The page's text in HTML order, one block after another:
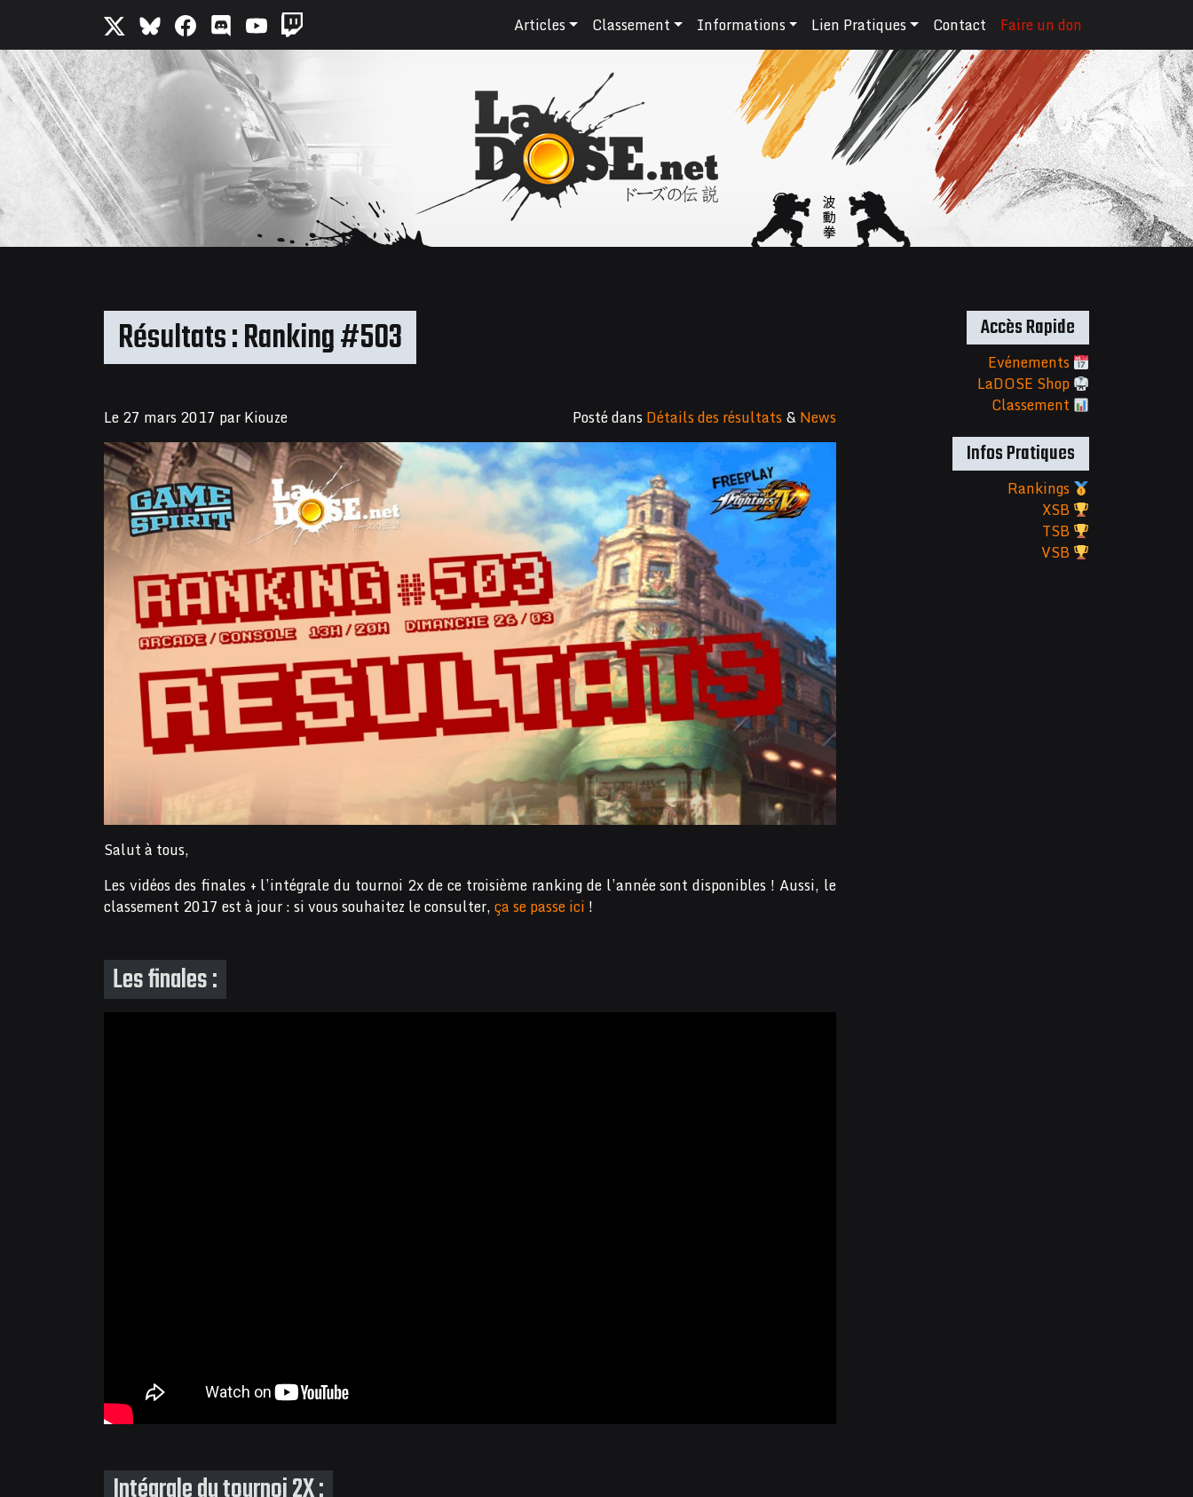
Articles Classement Informations Lien Pratiques Contact Faire un don
Résultats : Ranking #503
Le27 mars 2017 parKiouze Posté dansDétails des résultats& News
Salut à tous,
Les vidéos des finales + l’intégrale du tournoi 2x de ce troisième ranking de l’année sont disponibles ! Aussi, le
classement 2017 est à jour : si vous souhaitez le consulter,ça se passe ici !
Les finales :
Accès Rapide
Evénements
LaDOSE Shop
Classement
Infos Pratiques
Rankings
XSB
TSB
VSB